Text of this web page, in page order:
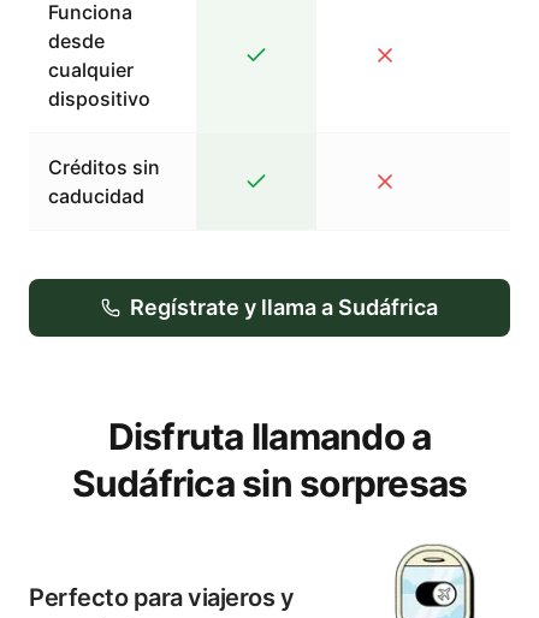
Funciona
desde
cualquier
dispositivo
Créditos sin
caducidad
Regístrate y llama a Sudáfrica
Disfruta llamando a
Sudáfrica sin sorpresas
Perfecto para viajeros y